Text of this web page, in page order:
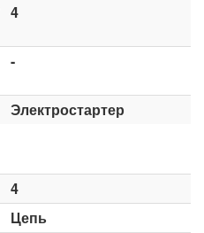
4
-
Электростартер
4
Цепь